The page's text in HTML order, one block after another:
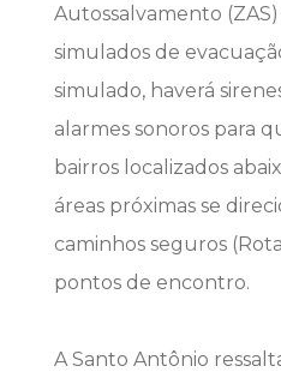
Autossalvamento
simulados de
simulado, haverá
alarmes sonoros para
bairros localizados
áreas próximas se
caminhos seguros
pontos de encontro.
A Santo Antônio